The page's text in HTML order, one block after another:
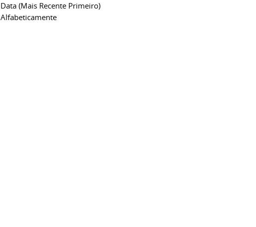
Data (mais Recente Primeiro)
Alfabeticamente